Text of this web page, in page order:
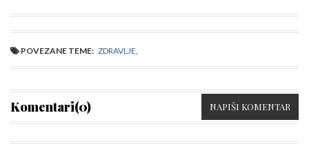
POVEZANE TEME: ZDRAVLJE,
Komentari(0) NAPIŠI KOMENTAR